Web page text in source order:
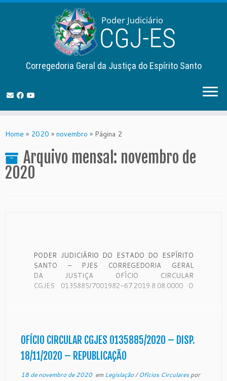
to
Corregedoria Geral da Justiça do Espírito Santo
Home » 2020 » novembro » Página 2
Arquivo mensal: novembro de
2020
PODER JUDICIÁRIO DO ESTADO DO ESPÍRITO
SANTO – PJES CORREGEDORIA GERAL
DA JUSTIÇA OFÍCIO CIRCULAR
CGJES 0135885/7001982-67.2019.8.08.0000 O
Justiça é órgão de fiscalização, disciplina e
orientação […]
OFÍCIO CIRCULAR CGJES 0135885/2020 – DISP.
18/11/2020 – REPUBLICAÇÃO
18 de novembro de 2020em Legislação/Ofícios Circularespor